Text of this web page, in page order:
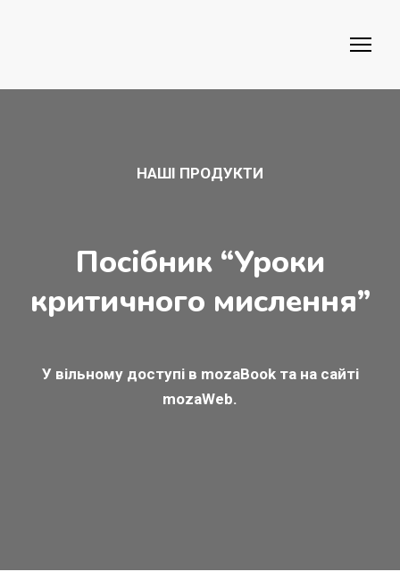
НАШІ ПРОДУКТИ
Посібник “Уроки
критичного мислення”
У вільному доступі в mozaBook та на сайті
mozaWeb.